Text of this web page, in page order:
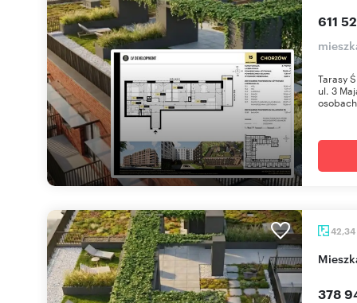
611
Tarasy
ul. 3
42,34
378